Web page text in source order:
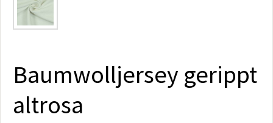
Baumwolljersey gerippt
altrosa